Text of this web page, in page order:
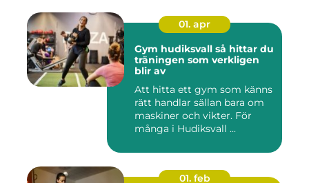
01. apr
Gym hudiksvall så hittar du
träningen som verkligen
blir av
Att hitta ett gym som känns
rätt handlar sällan bara om
maskiner och vikter. För
många i Hudiksvall ...
01. feb